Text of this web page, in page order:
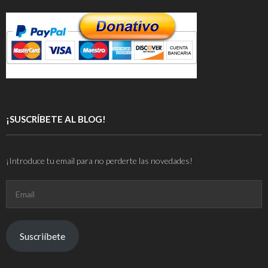
¡SUSCRÍBETE AL BLOG!
¡Introduce tu email para no perderte las novedades!
Suscriíbete